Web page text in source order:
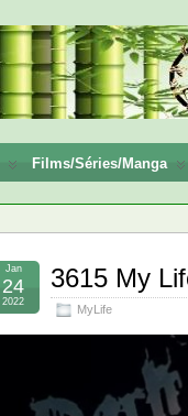
Films/Séries/Manga
3615 My
MyLife
Jan
24
2022